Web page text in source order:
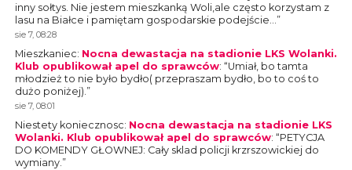
inny sołtys. Nie jestem mieszkanką Woli,ale często korzystam z
lasu na Białce i pamiętam gospodarskie podejście…”
sie 7, 08:28
Mieszkaniec: Nocna dewastacja na stadionie LKS Wolanki.
Klub opublikował apel do sprawców: “Umiał, bo tamta
młodzież to nie było bydło( przepraszam bydło, bo to coś to
dużo poniżej).”
sie 7, 08:01
Niestety koniecznosc: Nocna dewastacja na stadionie LKS
Wolanki. Klub opublikował apel do sprawców: “PETYCJA
DO KOMENDY GŁOWNEJ: Cały sklad policji krzrszowickiej do
wymiany.”